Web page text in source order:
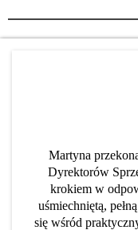
Martyna
Dyrektorów
krokiem w
uśmiechniętą,
się wśród